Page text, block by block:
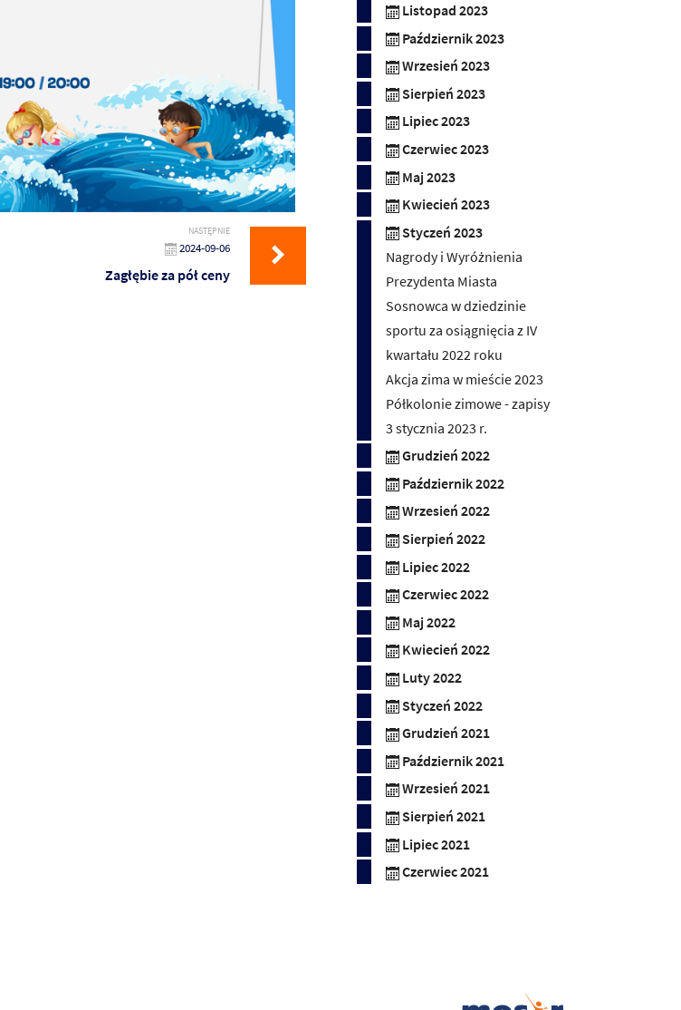
NASTĘPNIE
2024-09-06
Zagłębie za pół ceny
Listopad 2023
Październik 2023
Wrzesień 2023
Sierpień 2023
Lipiec 2023
Czerwiec 2023
Maj 2023
Kwiecień 2023
Styczeń 2023
Nagrody i Wyróżnienia
Prezydenta Miasta
Sosnowca w dziedzinie
sportu za osiągnięcia z IV
kwartału 2022 roku
Akcja zima w mieście 2023
Półkolonie zimowe - zapisy
3 stycznia 2023 r.
Grudzień 2022
Październik 2022
Wrzesień 2022
Sierpień 2022
Lipiec 2022
Czerwiec 2022
Maj 2022
Kwiecień 2022
Luty 2022
Styczeń 2022
Grudzień 2021
Październik 2021
Wrzesień 2021
Sierpień 2021
Lipiec 2021
Czerwiec 2021